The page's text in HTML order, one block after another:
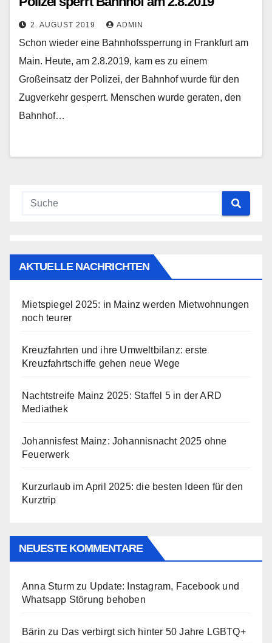
2. AUGUST 2019 ADMIN
Schon wieder eine Bahnhofssperrung in Frankfurt am
Main. Heute, am 2.8.2019, kam es zu einem
Großeinsatz der Polizei, der Bahnhof wurde für den
Zugverkehr gesperrt. Menschen wurde geraten, den
Bahnhof…
AKTUELLE NACHRICHTEN
Mietspiegel 2025: in Mainz werden Mietwohnungen
noch teurer
Kreuzfahrten und ihre Umweltbilanz: erste
Kreuzfahrtschiffe gehen neue Wege
Nachtstreife Mainz 2025: Staffel 5 in der ARD
Mediathek
Johannisfest Mainz: Johannisnacht 2025 ohne
Feuerwerk
Kurzurlaub im April 2025: die besten Ideen für den
Kurztrip
NEUESTE KOMMENTARE
Anna Sturm zu Update: Instagram, Facebook und
Whatsapp Störung behoben
Bärin zu Das verbirgt sich hinter 50 Jahre LGBTQ+